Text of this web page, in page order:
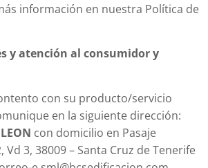
información en nuestra Política de
y atención al consumidor y
con su producto/servicio
en la siguiente dirección:
con domicilio en Pasaje
Vd 3, 38009 – Santa Cruz de Tenerife